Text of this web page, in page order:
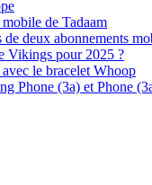
de Tadaam
deux abonnements
Vikings pour 2025 ?
le bracelet Whoop
Phone (3a) et Phone